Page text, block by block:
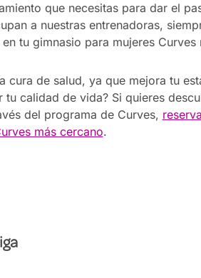
que necesitas para dar el
a nuestras entrenadoras,
tu gimnasio para mujeres Curves
cura de salud, ya que mejora tu
tu calidad de vida? Si quieres
del programa de Curves,
más cercano.